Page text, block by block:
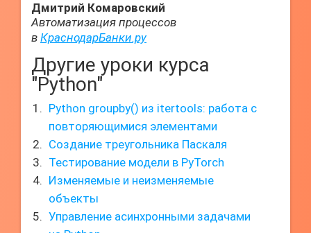
Дмитрий Комаровский
Автоматизация процессов
в КраснодарБанки.ру
Другие уроки курса
"Python"
Python groupby() из itertools: работа с
повторяющимися элементами
Создание треугольника Паскаля
Тестирование модели в PyTorch
Изменяемые и неизменяемые
объекты
Управление асинхронными задачами